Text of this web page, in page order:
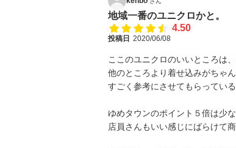
地域一番のユニクロかと。
4.50
投稿日 2020/06/08
ここのユニクロのいいところは
他のところより着せ込みがちゃ
すごく参考にさせてもらってい
ゆめタウンのポイント５倍は少な
店員さんもいい感じにばらけて